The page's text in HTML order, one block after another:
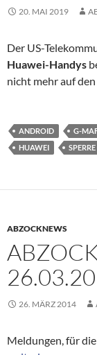
20. MAI 2019
Der US-
Huawei-Handys
nicht mehr auf
ANDROID G-
HUAWEI
SPERRE
ABZOCKNEWS
26. MÄRZ 2014
Meldungen, für